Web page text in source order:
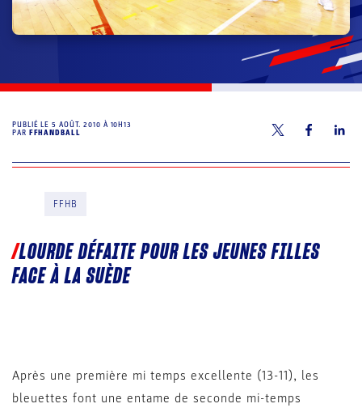
PUBLIÉ LE5 AOÛT. 2010 À 10H13
PAR FFHANDBALL
FFHB
LOURDE DÉFAITE POUR LES JEUNES FILLES
FACE À LA SUÈDE
Après une première mi temps excellente (13-11), les
bleuettes font une entame de seconde mi-temps